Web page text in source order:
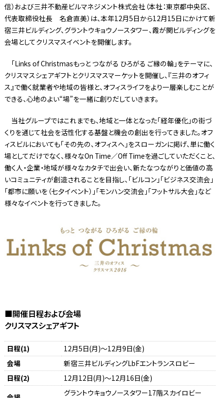
信）および三井不動産ビルマネジメント株式会社（本社：東京都中央区、
代表取締役社長 名倉直美）は、本年12月5日から12月15日にかけて新
宿三井ビルディング、グラントウキョウノースタワー、霞が関ビルディングを
会場としてクリスマスイベントを開催します。
「Links of Christmasもっと つながる ひろがる ご縁の輪」をテーマに、
クリスマスシェアギフトとクリスマスマーケットを開催し、『三井のオフィ
ス』で働く就業者や地域の皆様と、オフィスライフをより一層楽しむことが
できる、心地のよい“場”を一緒に創りだしていきます。
当社グループではこれまでも、地域と一体となった「経年優化」の街づ
くりを通じて社会を活性化する基盤と機会の創出を行ってきました。オフ
ィスビルにおいても「その先の、オフィスへ」をスローガンに掲げ、単に働く
場としてだけでなく、様々なOn Time／Off Timeを過ごしていただくこと、
働く人・企業・地域が様々なカタチで出会い、新たなつながりと価値の高
いコミュニティが創造されることを目指し、「ビルコン」「ビジネス交流会」
「都市に願いを（七夕イベント）」「モンハン交流会」「フットサル大会」など
様々なイベントを行ってきました。
■開催日程および会場
クリスマスシェアギフト
日程(1)
12月5日(月)～12月9日(金)
会場
新宿三井ビルディングLbFエントランスロビー
日程(2)
12月12日(月)～12月16日(金)
グラントウキョウノースタワー17階スカイロビー